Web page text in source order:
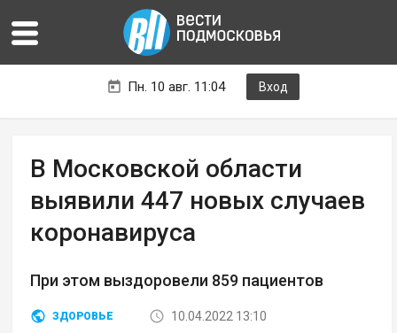
Пн. 10 авг. 11:04 Вход
В Московской области
выявили 447 новых случаев
коронавируса
При этом выздоровели 859 пациентов
ЗДОРОВЬЕ
10.04.2022 13:10